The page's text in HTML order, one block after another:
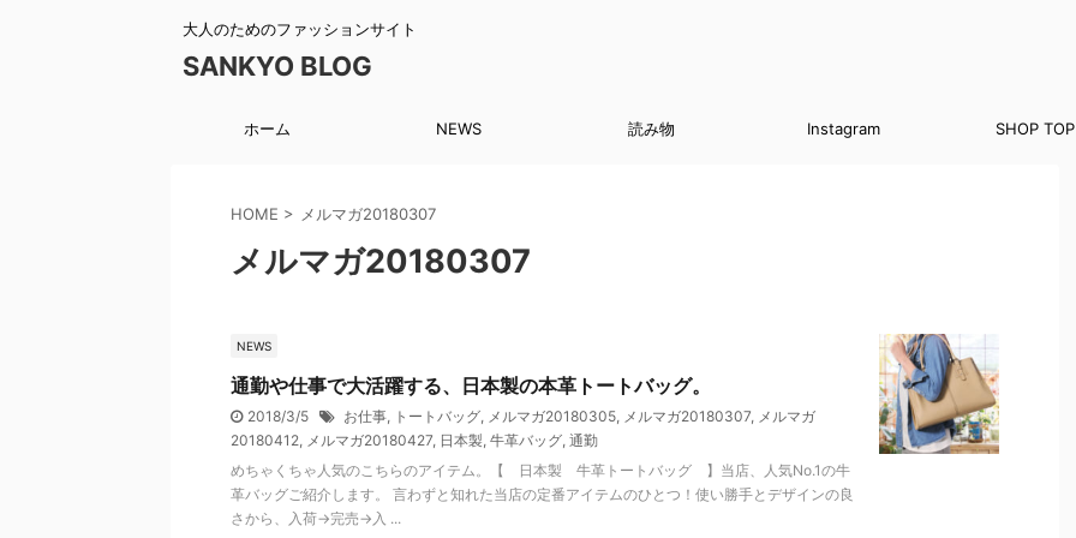
大人のためのファッションサイト
SANKYO BLOG
ホーム NEWS 読み物 Instagram SHOP TOP
HOME > メルマガ20180307
メルマガ20180307
NEWS
通勤や仕事で大活躍する、日本製の本革トートバッグ。
2018/3/5 お仕事, トートバッグ, メルマガ20180305, メルマガ20180307, メルマガ
20180412, メルマガ20180427, 日本製, 牛革バッグ, 通勤
めちゃくちゃ人気のこちらのアイテム。【 日本製 牛革トートバッグ 】当店、人気No.1の牛
革バッグご紹介します。 言わずと知れた当店の定番アイテムのひとつ！使い勝手とデザインの良
さから、入荷→完売→入 ...